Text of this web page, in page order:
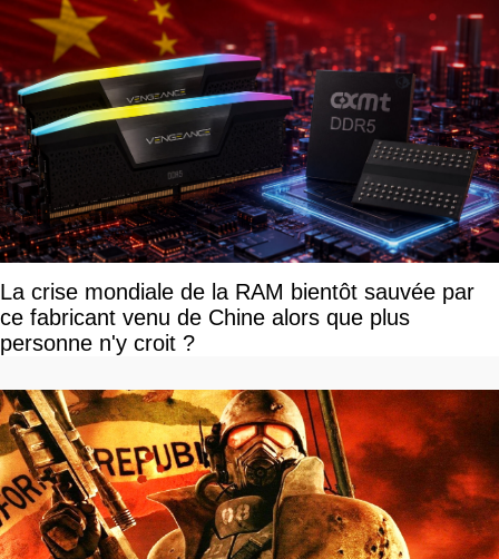
La crise mondiale de la RAM bientôt sauvée par
ce fabricant venu de Chine alors que plus
personne n'y croit ?